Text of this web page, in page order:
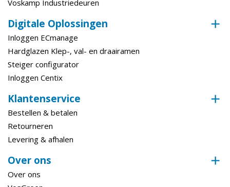
Voskamp Industriedeuren
Digitale Oplossingen
Inloggen ECmanage
Hardglazen Klep-, val- en draairamen
Steiger configurator
Inloggen Centix
Klantenservice
Bestellen & betalen
Retourneren
Levering & afhalen
Over ons
Over ons